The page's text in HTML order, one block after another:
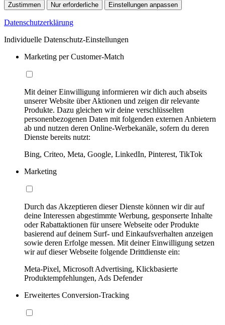
Zustimmen Nur erforderliche Einstellungen anpassen
Datenschutzerklärung
Individuelle Datenschutz-Einstellungen
Marketing per Customer-Match
Mit deiner Einwilligung informieren wir dich auch abseits
unserer Website über Aktionen und zeigen dir relevante
Produkte. Dazu gleichen wir deine verschlüsselten
personenbezogenen Daten mit folgenden externen Anbietern
ab und nutzen deren Online-Werbekanäle, sofern du deren
Dienste bereits nutzt:
Bing, Criteo, Meta, Google, LinkedIn, Pinterest, TikTok
Marketing
Durch das Akzeptieren dieser Dienste können wir dir auf
deine Interessen abgestimmte Werbung, gesponserte Inhalte
oder Rabattaktionen für unsere Webseite oder Produkte
basierend auf deinem Surf- und Einkaufsverhalten anzeigen
sowie deren Erfolge messen. Mit deiner Einwilligung setzen
wir auf dieser Webseite folgende Drittdienste ein:
Meta-Pixel, Microsoft Advertising, Klickbasierte
Produktempfehlungen, Ads Defender
Erweitertes Conversion-Tracking